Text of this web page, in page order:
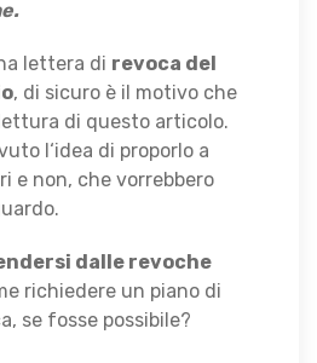
lettera di revoca del
, di sicuro è il motivo che
di questo articolo.
l‘idea di proporlo a
e non, che vorrebbero
dalle revoche
richiedere un piano di
se fosse possibile?